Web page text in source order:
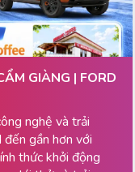
GIÀNG | FORD
nghệ và trải
gần hơn với
thức khởi động